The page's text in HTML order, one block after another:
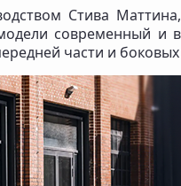
Стива
современный и
части и